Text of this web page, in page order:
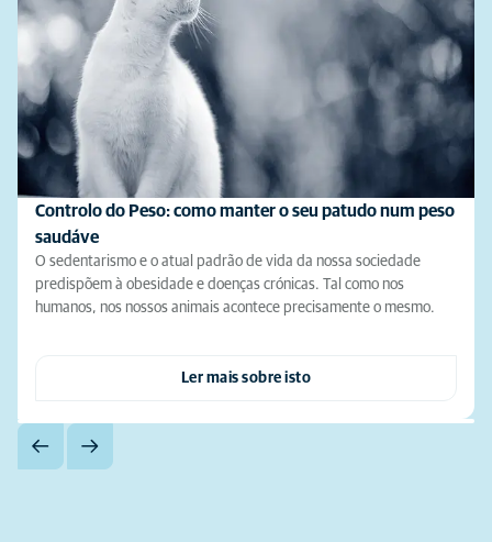
Controlo do Peso: como manter o seu patudo num peso
saudáve
O sedentarismo e o atual padrão de vida da nossa sociedade
predispõem à obesidade e doenças crónicas. Tal como nos
humanos, nos nossos animais acontece precisamente o mesmo.
Ler mais sobre isto